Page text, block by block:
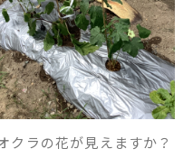
クラの花が見えますか？